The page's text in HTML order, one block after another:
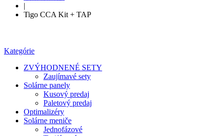
|
Tigo CCA Kit + TAP
Kategórie
ZVÝHODNENÉ SETY
Zaujímavé sety
Solárne panely
Kusový predaj
Paletový predaj
Optimalizéry
Solárne meniče
Jednofázové